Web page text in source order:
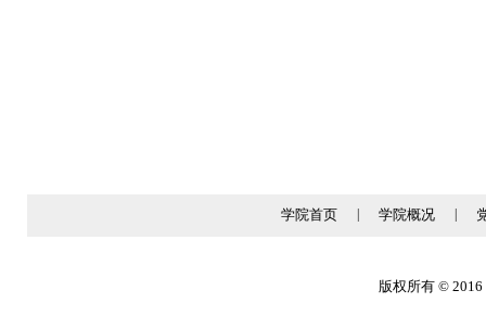
学院首页 学院概况
版权所有 © 2016